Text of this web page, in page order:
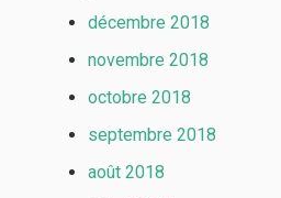
décembre 2018
novembre 2018
octobre 2018
septembre 2018
août 2018